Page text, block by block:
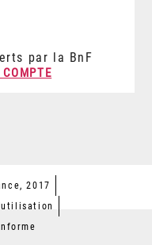
par la BnF
COMPTE
2017